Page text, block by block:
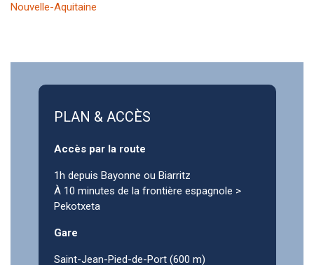
Nouvelle-Aquitaine
PLAN & ACCÈS
Accès par la route
1h depuis Bayonne ou Biarritz
À 10 minutes de la frontière espagnole >
Pekotxeta
Gare
Saint-Jean-Pied-de-Port (600 m)